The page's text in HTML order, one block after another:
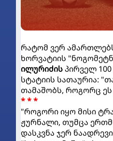
რატომ ვერ
ხორვატიის
ილურიძისპირველ
სტატიის სათაურია:
თამაშობს, როგორც
* * *
"როგორი იყო მისი
ჟურნალი, თუმცა
დასკვნა ჯერ